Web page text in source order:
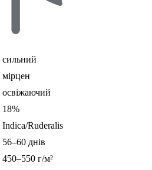
сильний
мірцен
освіжаючий
18%
Indica/Ruderalis
56–60 днів
450–550 г/м²